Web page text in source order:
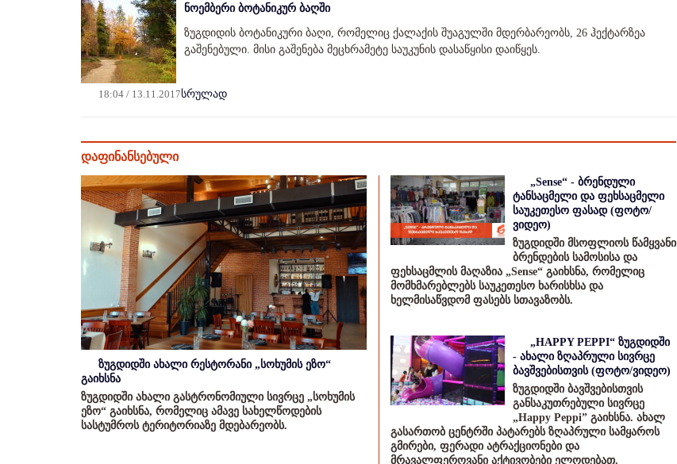
ნოემბერი ბოტანიკურ ბაღში
ზუგდიდის ბოტანიკური ბაღი, რომელიც ქალაქის შუაგულში მდერბარეობს, 26 ჰექტარზეა
გაშენებული. მისი გაშენება მეცხრამეტე საუკუნის დასაწყისი დაიწყეს.
18:04 / 13.11.2017სრულად
დაფინანსებული
ზუგდიდში ახალი რესტორანი „სოხუმის ეზო“
გაიხსნა
ზუგდიდში ახალი გასტრონომიული სივრცე „სოხუმის
ეზო“ გაიხსნა, რომელიც ამავე სახელწოდების
სასტუმროს ტერიტორიაზე მდებარეობს.
„Sense“ - ბრენდული
ტანსაცმელი და ფეხსაცმელი
საუკეთესო ფასად (ფოტო/
ვიდეო)
ზუგდიდში მსოფლიოს წამყვანი
ბრენდების სამოსისა და
ფეხსაცმლის მაღაზია „Sense“ გაიხსნა, რომელიც
მომხმარებლებს საუკეთესო ხარისხსა და
ხელმისაწვდომ ფასებს სთავაზობს.
„HAPPY PEPPI“ ზუგდიდში
- ახალი ზღაპრული სივრცე
ბავშვებისთვის (ფოტო/ვიდეო)
ზუგდიდში ბავშვებისთვის
განსაკუთრებული სივრცე
„Happy Peppi” გაიხსნა. ახალ
გასართობ ცენტრში პატარებს ზღაპრული სამყაროს
გმირები, ფერადი ატრაქციონები და
მრავალფეროვანი აქტივობები ელოდებათ.